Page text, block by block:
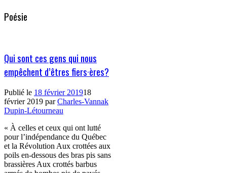
Poésie
Qui sont ces gens qui nous
empêchent d’êtres fiers·ères?
Publié le 18 février 201918
février 2019 parCharles-Vannak
Dupin-Létourneau
« À celles et ceux qui ont lutté
pour l’indépendance du Québec
et la Révolution Aux crottées aux
poils en-dessous des bras pis sans
brassières Aux crottés barbus